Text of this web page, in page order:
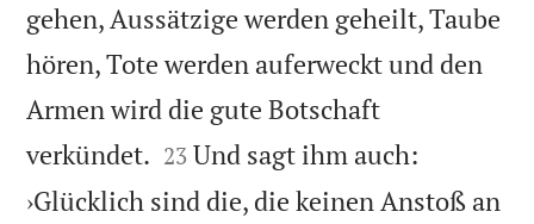
gehen, Aussätzige werden geheilt, Taube
hören, Tote werden auferweckt und den
Armen wird die gute Botschaft
verkündet. 

23 Und sagt ihm auch:
›Glücklich sind die, die keinen Anstoß an